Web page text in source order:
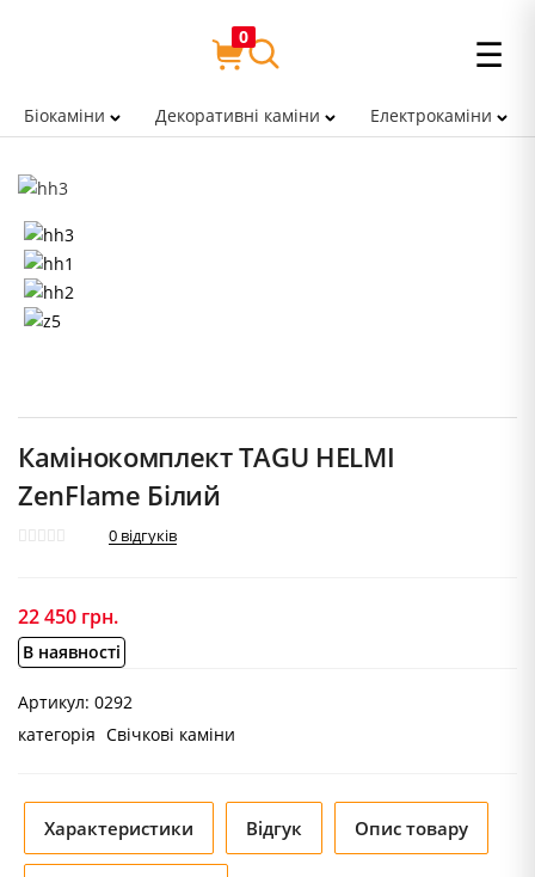
☰
0
Біокаміни Декоративні каміни Електрокаміни
Камінокомплект TAGU HELMI
ZenFlame Білий
0 відгуків
22 450 грн.
В наявності
Артикул: 0292
категорія Свічкові каміни
Характеристики Відгук Опис товару